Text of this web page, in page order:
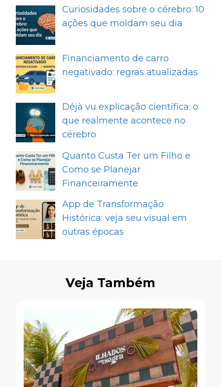
Curiosidades sobre o cérebro: 10
ações que moldam seu dia
Financiamento de carro
negativado: regras atualizadas
Déjà vu explicação científica: o
que realmente acontece no
cérebro
Quanto Custa Ter um Filho e
Como se Planejar
Financeiramente
App de Transformação
Histórica: veja seu visual em
outras épocas
Veja Também